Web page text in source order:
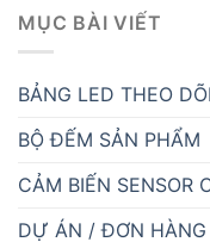
MỤC BÀI VIẾT
BẢNG LED THEO
BỘ ĐẾM SẢN PHẨM
CẢM BIẾN SENSOR
DỰ ÁN / ĐƠN HÀNG